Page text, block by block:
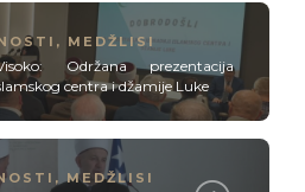
, MEDŽLISI
Održana prezentacija
centra i džamije Luke
,MEDŽLISI